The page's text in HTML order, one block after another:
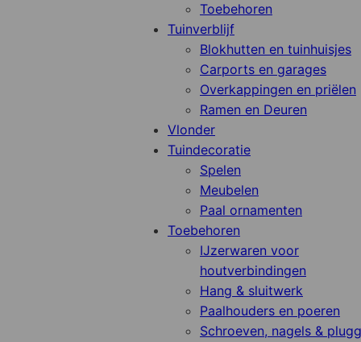
Toebehoren
Tuinverblijf
Blokhutten en tuinhuisjes
Carports en garages
Overkappingen en priëlen
Ramen en Deuren
Vlonder
Tuindecoratie
Spelen
Meubelen
Paal ornamenten
Toebehoren
IJzerwaren voor
houtverbindingen
Hang & sluitwerk
Paalhouders en poeren
Schroeven, nagels &